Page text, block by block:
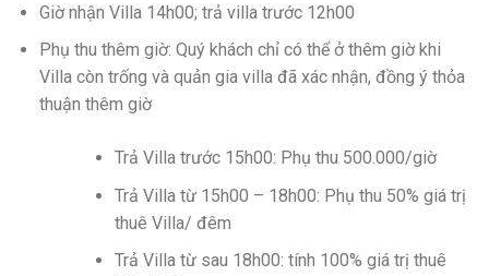
Giờ nhận Villa 14h00; trả villa trước 12h00
Phụ thu thêm giờ: Quý khách chỉ có thể ở thêm giờ khi
Villa còn trống và quản gia villa đã xác nhận, đồng ý thỏa
thuận thêm giờ
Trả Villa trước 15h00: Phụ thu 500.000/giờ
Trả Villa từ 15h00 – 18h00: Phụ thu 50% giá trị
thuê Villa/ đêm
Trả Villa từ sau 18h00: tính 100% giá trị thuê